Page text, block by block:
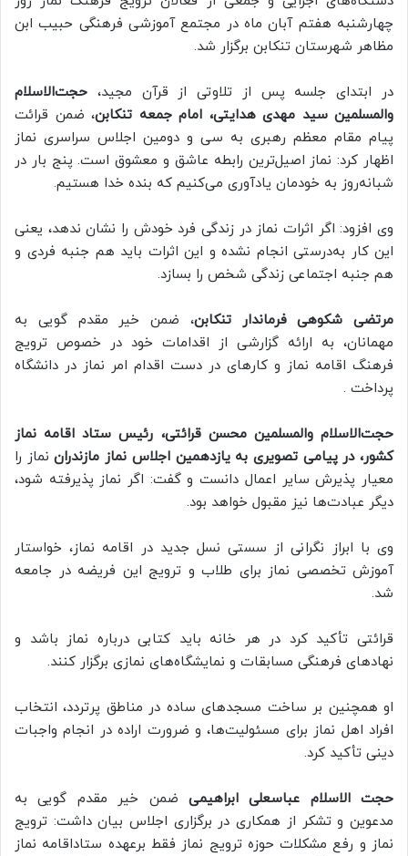
چهارشنبه هفتم آبان ماه در مجتمع آموزشی فرهنگی حبیب ابن
مظاهر شهرستان تنکابن برگزار شد.
در ابتدای جلسه پس از تلاوتی از قرآن مجید، حجت‌الاسلام
والمسلمین سید مهدی هدایتی، امام جمعه تنکابن، ضمن قرائت
پیام مقام معظم رهبری به سی و دومین اجلاس سراسری نماز
اظهار کرد: نماز اصیل‌ترین رابطه عاشق و معشوق است. پنج بار در
شبانه‌روز به خودمان یادآوری می‌کنیم که بنده خدا هستیم.
وی افزود: اگر اثرات نماز در زندگی فرد خودش را نشان ندهد، یعنی
این کار به‌درستی انجام نشده و این اثرات باید هم جنبه فردی و
هم جنبه اجتماعی زندگی شخص را بسازد.
مرتضی شکوهی فرماندار تنکابن، ضمن خیر مقدم گویی به
مهمانان، به ارائه گزارشی از اقدامات خود در خصوص ترویج
فرهنگ اقامه نماز و کارهای در دست اقدام امر نماز در دانشگاه
پرداخت .
حجت‌الاسلام والمسلمین محسن قرائتی، رئیس ستاد اقامه نماز
کشور، در پیامی تصویری به یازدهمین اجلاس نماز مازندراننماز را
معیار پذیرش سایر اعمال دانست و گفت: اگر نماز پذیرفته شود،
دیگر عبادت‌ها نیز مقبول خواهد بود.
وی با ابراز نگرانی از سستی نسل جدید در اقامه نماز، خواستار
آموزش تخصصی نماز برای طلاب و ترویج این فریضه در جامعه
شد.
قرائتی تأکید کرد در هر خانه باید کتابی درباره نماز باشد و
نهادهای فرهنگی مسابقات و نمایشگاه‌های نمازی برگزار کنند.
او همچنین بر ساخت مسجدهای ساده در مناطق پرتردد، انتخاب
افراد اهل نماز برای مسئولیت‌ها، و ضرورت اراده در انجام واجبات
دینی تأکید کرد.
حجت الاسلام عباسعلی ابراهیمی ضمن خیر مقدم گویی به
مدعوین و تشکر از همکاری در برگزاری اجلاس بیان داشت: ترویج
نماز و رفع مشکلات حوزه ترویج نماز فقط برعهده ستاداقامه نماز